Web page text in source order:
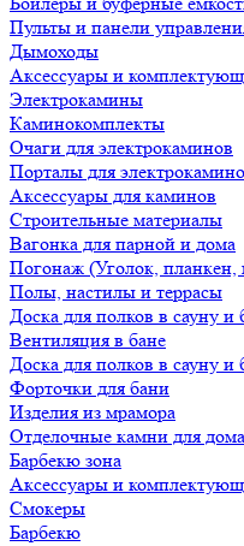
Пульты и панели
Дымоходы
Аксессуары и
Электрокамины
Каминокомплекты
Очаги для электрокаминов
Порталы для
Аксессуары для каминов
Строительные материалы
Вагонка для парной и дома
Погонаж (Уголок, планкен,
Полы, настилы и террасы
Доска для полков в сауну и
Вентиляция в бане
Доска для полков в сауну и
Форточки для бани
Изделия из мрамора
Отделочные камни для
Барбекю зона
Аксессуары и
Смокеры
Барбекю